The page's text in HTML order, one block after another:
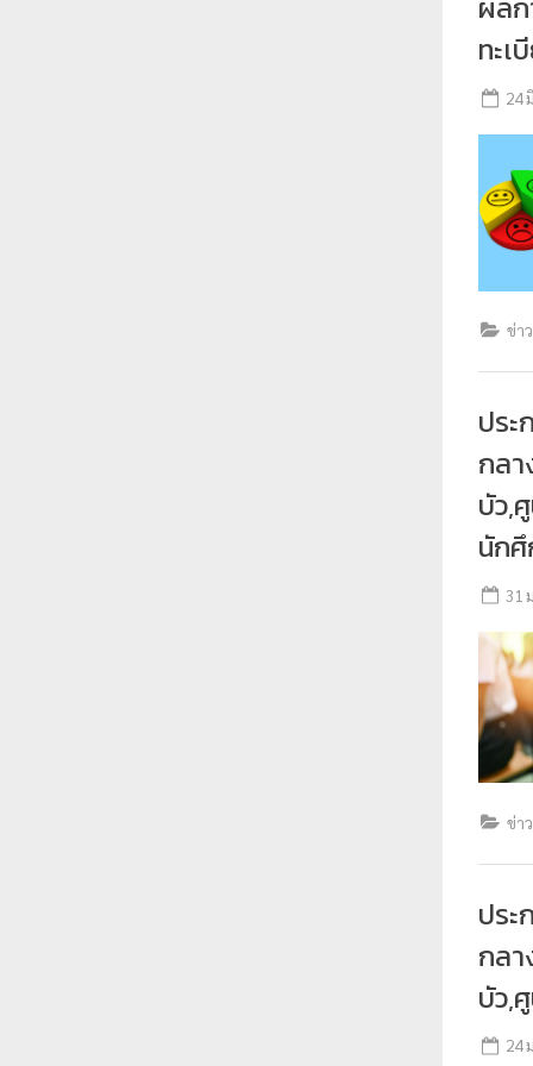
ทะเ
24
ข่า
ปร
กล
บัว,
นัก
31
ข่า
ปร
กล
บัว,
24